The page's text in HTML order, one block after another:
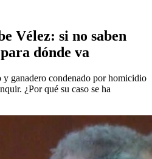
Vélez: si no saben
dónde va
y ganadero condenado por homicidio
¿Por qué su caso se ha